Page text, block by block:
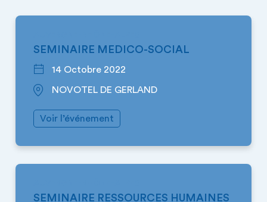
SEMINAIRE MEDICO-SOCIAL
14 Octobre 2022
NOVOTEL DE GERLAND
Voir l’événement
SEMINAIRE RESSOURCES HUMAINES